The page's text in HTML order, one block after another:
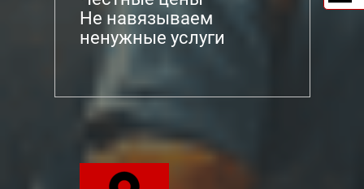
Не навязываем
ненужные услуги